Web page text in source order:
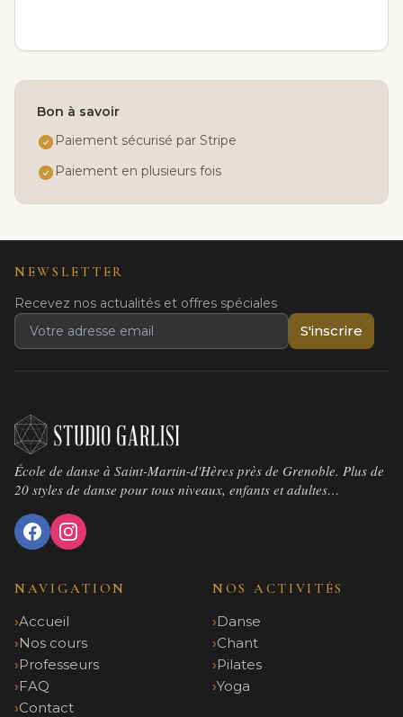
Bon à savoir
Paiement sécurisé par Stripe
Paiement en plusieurs fois
NEWSLETTER
Recevez nos actualités et offres spéciales
S'inscrire
École de danse à Saint-Martin-d'Hères près de Grenoble. Plus de
20 styles de danse pour tous niveaux, enfants et adultes…
NAVIGATION
Accueil
Nos cours
Professeurs
FAQ
Contact
NOS ACTIVITÉS
Danse
Chant
Pilates
Yoga